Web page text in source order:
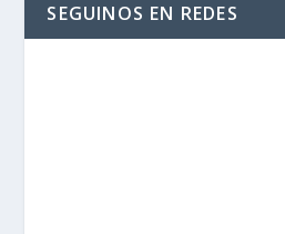
SEGUINOS EN REDES